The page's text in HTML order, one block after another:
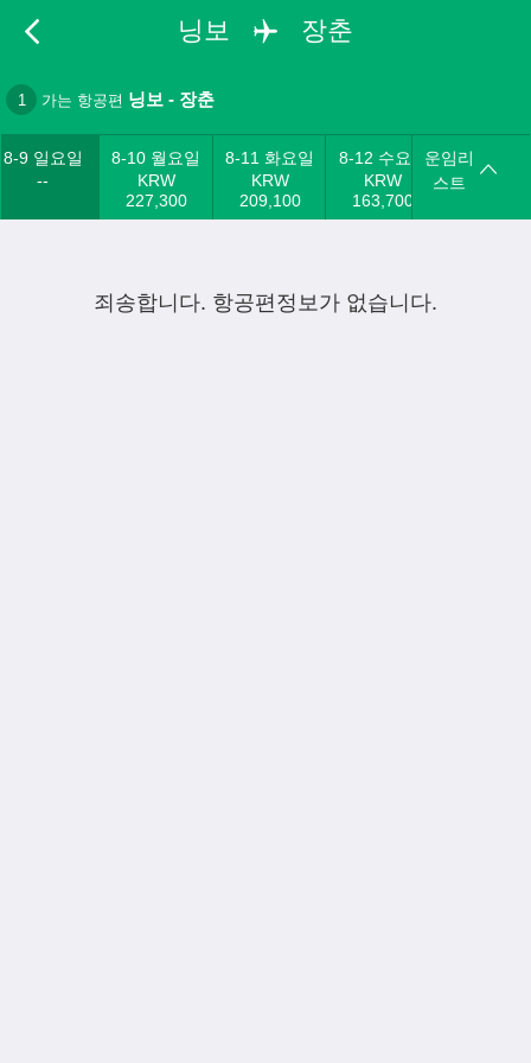
닝보 장춘
1 가는 항공편 닝보 - 장춘
8-9 일요일
--
8-10 월요일
KRW
227,300
8-11 화요일
KRW
209,100
8-12 수요일
KRW
163,700
운임리
스트
죄송합니다. 항공편정보가 없습니다.